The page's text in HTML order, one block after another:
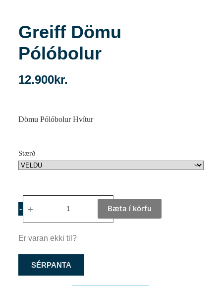
Greiff Dömu
Pólóbolur
12.900kr.
Dömu Pólóbolur Hvítur
Stærð
- Bæta í körfu
Er varan ekki til?
SÉRPANTA